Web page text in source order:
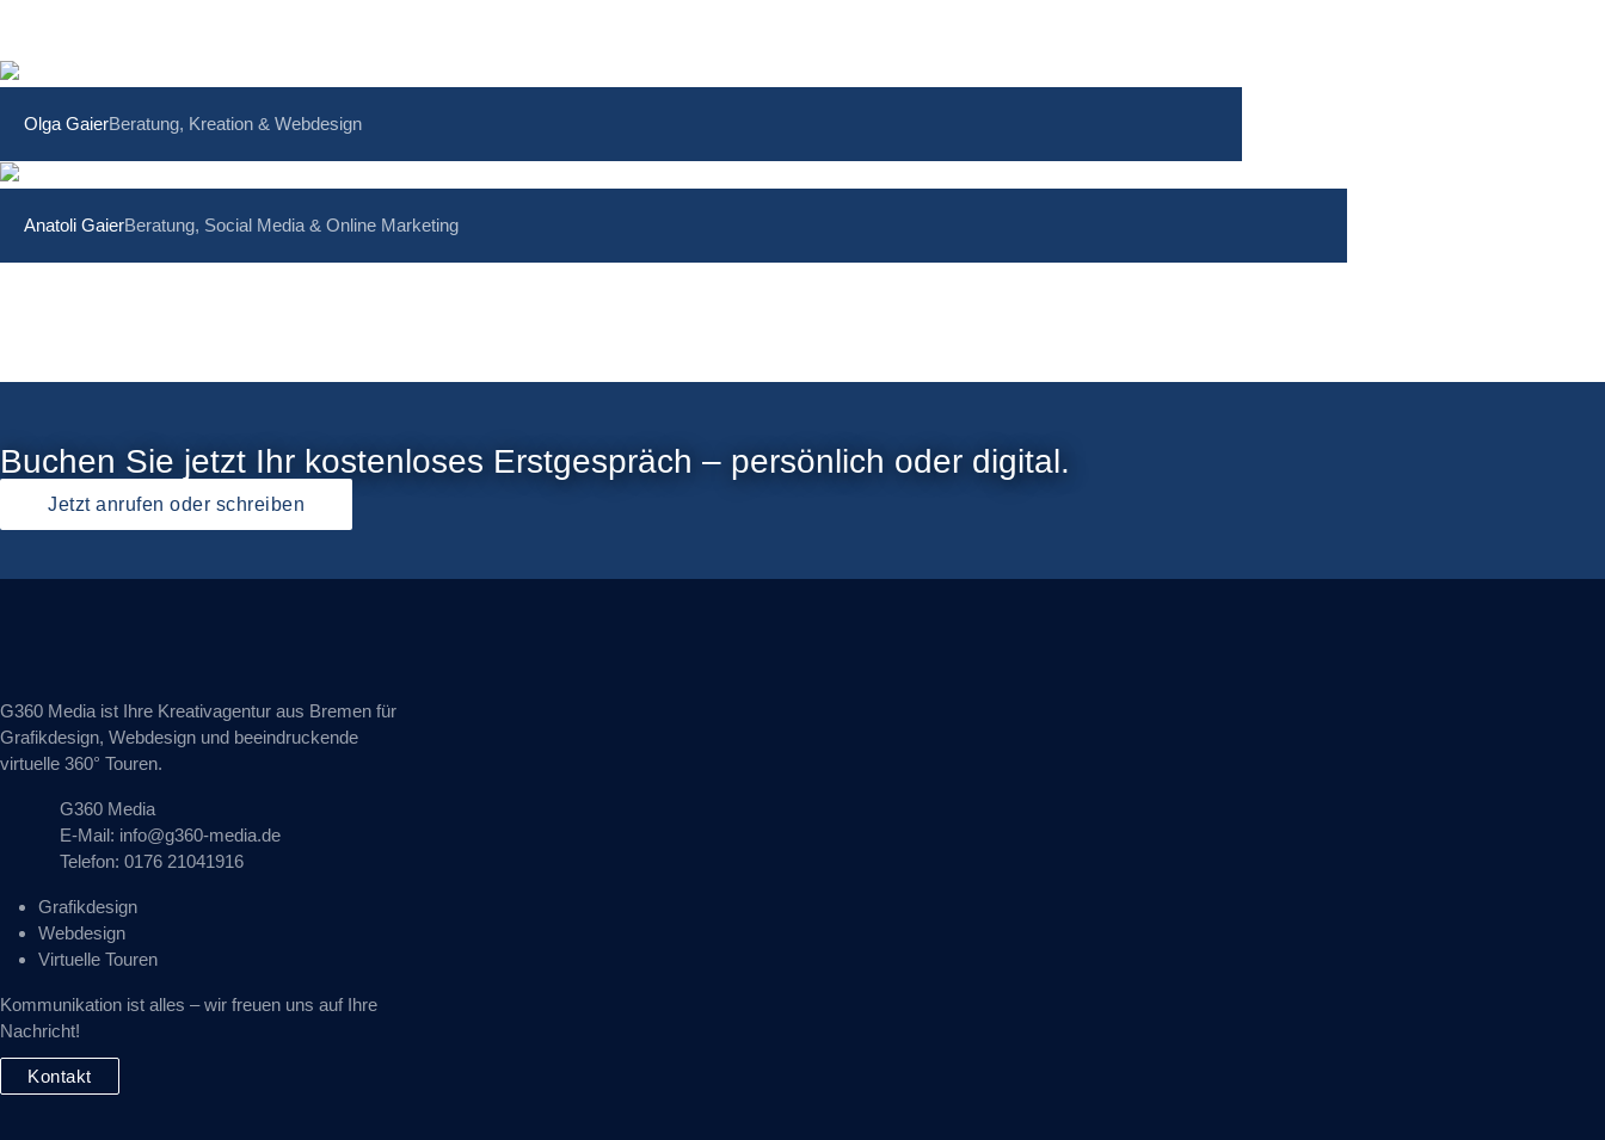
Olga GaierBeratung, Kreation & Webdesign
Anatoli GaierBeratung, Social Media & Online Marketing
Buchen Sie jetzt Ihr kostenloses Erstgespräch – persönlich oder digital.
Jetzt anrufen oder schreiben
G360 Media ist Ihre Kreativagentur aus Bremen für
Grafikdesign, Webdesign und beeindruckende
virtuelle 360° Touren.
G360 Media
E-Mail: info@g360-media.de
Telefon: 0176 21041916
Grafikdesign
Webdesign
Virtuelle Touren
Kommunikation ist alles – wir freuen uns auf Ihre
Nachricht!
Kontakt